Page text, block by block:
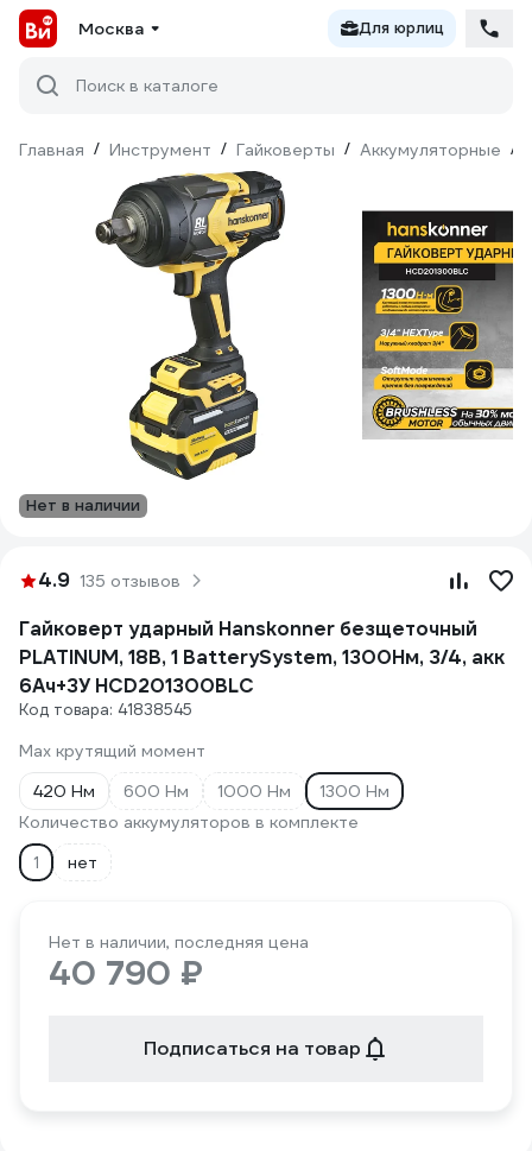
Москва Для юрлиц
Поиск в каталоге
Главная / Инструмент / Гайковерты / Аккумуляторные /
Нет в наличии
4.9 135 отзывов
Гайковерт ударный Hanskonner безщеточный
PLATINUM, 18В, 1 BatterySystem, 1300Нм, 3/4, акк
6Ач+ЗУ HCD201300BLC
Код товара: 41838545
Max крутящий момент
420 Нм
600 Нм 1000 Нм
1300 Нм
Количество аккумуляторов в комплекте
1
нет
Нет в наличии, последняя цена
40 790 ₽
Подписаться на товар